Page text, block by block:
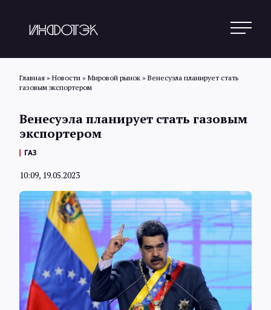
Статьи
Обзоры
Интервью
Главная » Новости » Мировой рынок » Венесуэла планирует стать
газовым экспортером
Венесуэла планирует стать газовым
экспортером
ГАЗ
10:09, 19.05.2023